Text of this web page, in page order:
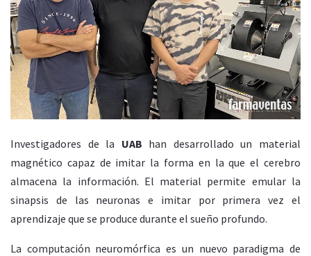
Investigadores de la UAB han desarrollado un material
magnético capaz de imitar la forma en la que el cerebro
almacena la información. El material permite emular la
sinapsis de las neuronas e imitar por primera vez el
aprendizaje que se produce durante el sueño profundo.
La computación neuromórfica es un nuevo paradigma de